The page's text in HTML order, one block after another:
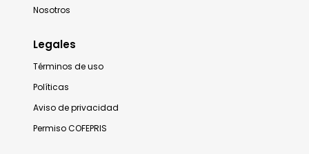
Nosotros
Legales
Términos de uso
Políticas
Aviso de privacidad
Permiso COFEPRIS